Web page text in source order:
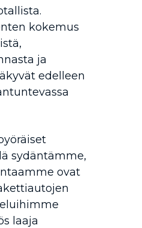
kokemus
ja
edelleen
sydäntämme,
ovat
laaja